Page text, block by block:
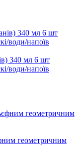
340 мл 6 шт
води/напоїв
геометричним